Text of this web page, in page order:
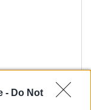
- Do Not